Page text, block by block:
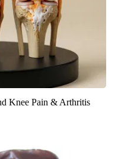
Knee Pain & Arthritis